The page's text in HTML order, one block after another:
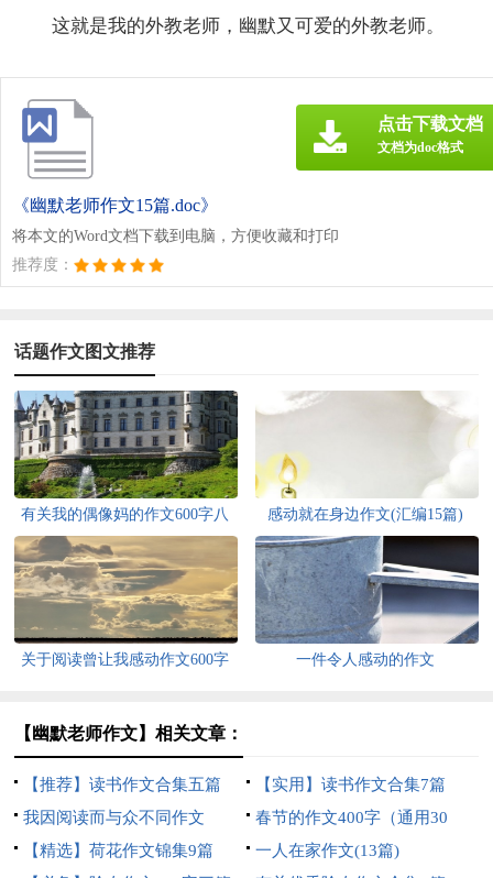
这就是我的外教老师，幽默又可爱的外教老师。
《幽默老师作文15篇.doc》
将本文的Word文档下载到电脑，方便收藏和打印
推荐度：
点击下载文档
文档为doc格式
话题作文图文推荐
有关我的偶像妈的作文600字八
篇
感动就在身边作文(汇编15篇)
关于阅读曾让我感动作文600字
一件令人感动的作文
【幽默老师作文】相关文章：
【推荐】读书作文合集五篇
【实用】读书作文合集7篇
我因阅读而与众不同作文
春节的作文400字（通用30
篇）
【精选】荷花作文锦集9篇
一人在家作文(13篇)